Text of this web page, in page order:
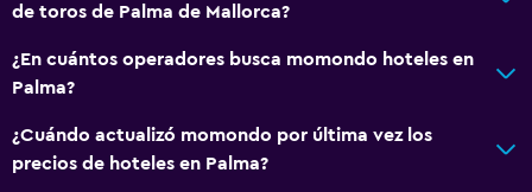
de toros de Palma de Mallorca?
¿En cuántos operadores busca momondo hoteles en
Palma?
¿Cuándo actualizó momondo por última vez los
precios de hoteles en Palma?